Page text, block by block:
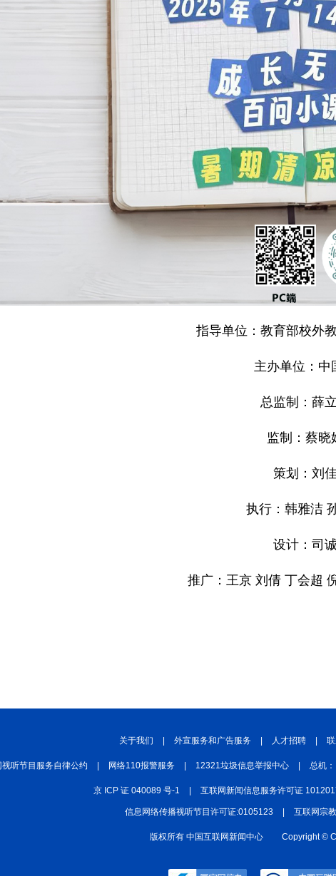
指导单位：教育部校外
主办单位：中
总监制：薛
监制：蔡晓
策划：刘佳
执行：韩雅洁
设计：司诚
推广：王京 刘倩 丁会超
关于我们 | 外宣服务和广告服务 | 人才招聘 |
听节目服务自律公约 | 网络110报警服务 | 12321垃圾信息举报中心 | 总机
京 ICP 证 040089 号-1 | 互联网新闻信息服务许可证
信息网络传播视听节目许可证:0105123 | 互联网宗
版权所有 中国互联网新闻中心 Copyright ©